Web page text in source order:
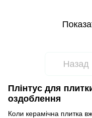
Назад
Плінтус для
оздоблення
Коли керамічна плитка